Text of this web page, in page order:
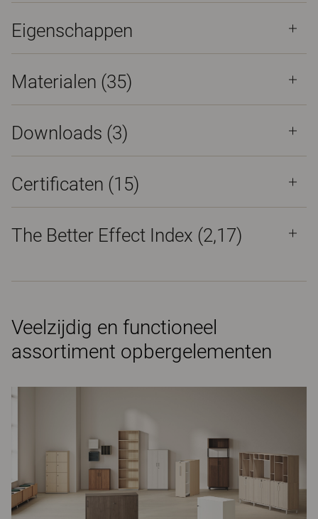
Eigenschappen
Materialen (35)
Downloads (3)
Certificaten (15)
The Better Effect Index (2,17)
Veelzijdig en functioneel
assortiment opbergelementen